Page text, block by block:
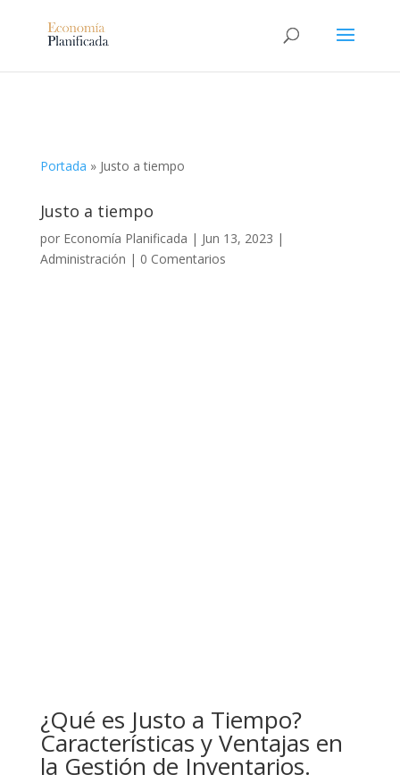
Portada » Justo a tiempo
Justo a tiempo
por Economía Planificada | Jun 13, 2023 |
Administración | 0 Comentarios
¿Qué es Justo a Tiempo?
Características y Ventajas en
la Gestión de Inventarios.